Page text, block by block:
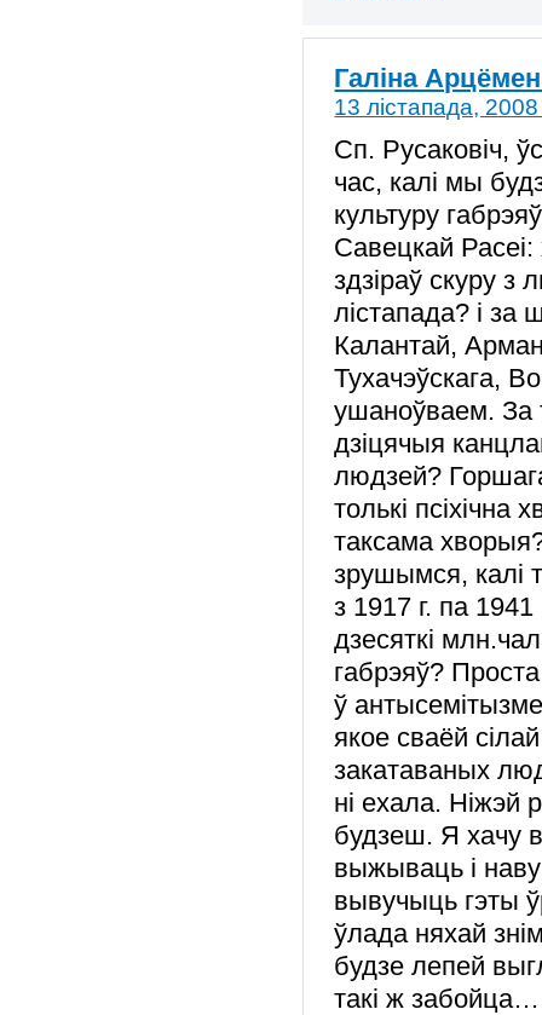
Галіна
13 лістапада,
Сп. Русаковіч,
час, калі мы
культуру
Савецкай Расеі:
здзіраў скуру з
лістапада? і
Калантай,
Тухачэўскага,
ушаноўваем. За
дзіцячыя
людзей?
толькі
таксама
зрушымся, калі
з 1917 г. па 1941
дзесяткі
габрэяў?
ў
якое сваёй
закатаваных
ні ехала. Ніжэй
будзеш. Я хачу
выжываць і
вывучыць гэты
ўлада няхай
будзе лепей
такі ж забойца…